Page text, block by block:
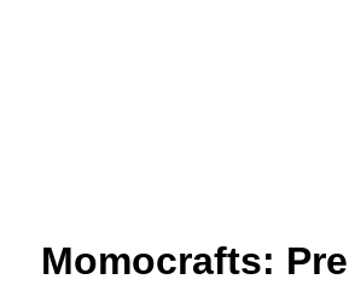
Momocrafts: